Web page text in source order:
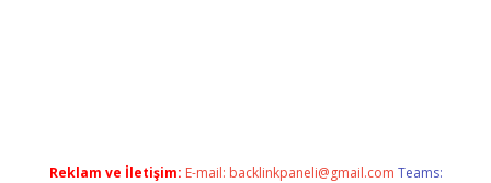
Reklam ve İletişim: E-mail: backlinkpaneli@gmail.com Teams: